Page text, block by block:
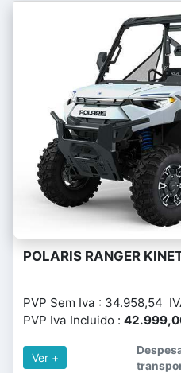
POLARIS RANGER
PVP Sem Iva : 34.958,54
PVP Iva Incluido :
Ver +